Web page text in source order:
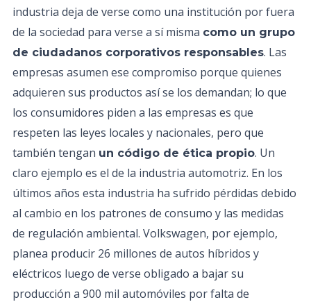
industria deja de verse como una institución por fuera
de la sociedad para verse a sí misma como un grupo
de ciudadanos corporativos responsables. Las
empresas asumen ese compromiso porque quienes
adquieren sus productos así se los demandan; lo que
los consumidores piden a las empresas es que
respeten las leyes locales y nacionales, pero que
también tengan un código de ética propio. Un
claro ejemplo es el de la industria automotriz. En los
últimos años esta industria ha sufrido pérdidas debido
al cambio en los patrones de consumo y las medidas
de regulación ambiental. Volkswagen, por ejemplo,
planea producir 26 millones de autos híbridos y
eléctricos luego de verse obligado a bajar su
producción a 900 mil automóviles por falta de